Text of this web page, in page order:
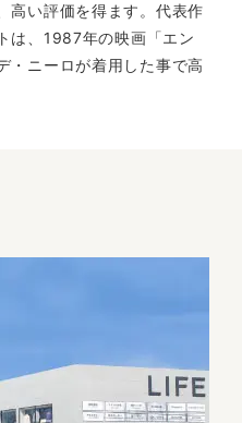
高い評価を得ます。代表作
は、1987年の映画「エン
・ニーロが着用した事で高